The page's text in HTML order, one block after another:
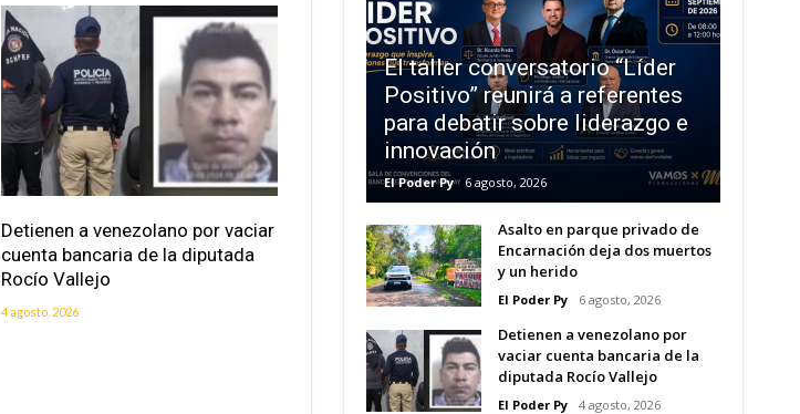
Detienen a venezolano por vaciar
cuenta bancaria de la diputada
Rocío Vallejo
4 agosto, 2026
El taller conversatorio “Líder
Positivo” reunirá a referentes
para debatir sobre liderazgo e
innovación
El Poder Py 6 agosto, 2026
Asalto en parque privado de
Encarnación deja dos muertos
y un herido
El Poder Py 6 agosto, 2026
Detienen a venezolano por
vaciar cuenta bancaria de la
diputada Rocío Vallejo
El Poder Py 4 agosto, 2026